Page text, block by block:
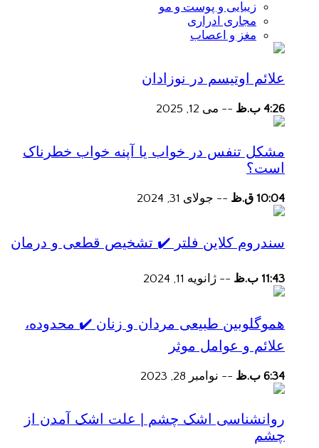
زیبایی و پوست و مو
مجاری ادراری
مغز و اعصاب
علائم اوتیسم در نوزادان
4:26 ب.ظ -- می 12, 2025
مشکل تنفس در خواب یا آپنه خواب خطرناک
است؟
10:04 ق.ظ -- جولای 31, 2024
سندروم کلاین فلتر ✔️ تشخیص قطعی و درمان
11:43 ب.ظ -- ژانویه 11, 2024
هموگلوبین طبیعی مردان و زنان ✔️ محدوده،
علائم و عوامل موثر
6:34 ب.ظ -- نوامبر 28, 2023
روانشناسی اشک چشم | علت اشک آمدن از
چشم